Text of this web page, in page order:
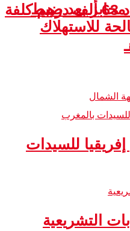
وزارة الأوقاف تحدد 63 ألف درهم كلفة
مخابز بعد ضبط
للاستهلاك
للسيدات
التشريعية